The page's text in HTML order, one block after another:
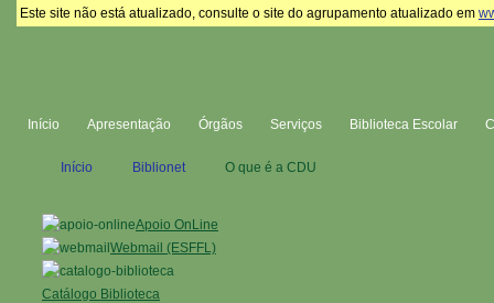
Este site não está atualizado, consulte o site do agrupamento atualizado em
Início Apresentação Órgãos Serviços Biblioteca Escolar
Apoio OnLine
Webmail (ESFFL)
Catálogo Biblioteca
Início Biblionet O que é a CDU